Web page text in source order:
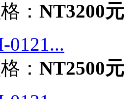
： NT3200元
0121...
： NT2500元